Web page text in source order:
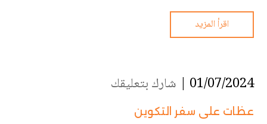
اقرأ المزيد
01/07/2024 | شارك بتعليقك
عظات على سفر التكوين